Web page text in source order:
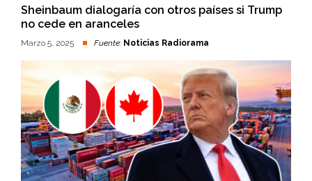
Sheinbaum dialogaría con otros países si Trump
no cede en aranceles
Marzo 5, 2025 Fuente: Noticias Radiorama